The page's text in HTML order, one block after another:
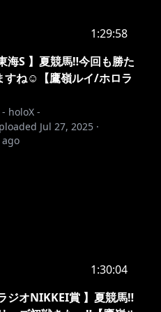
1:29:58
海S 】夏競馬‼今回も勝た
すね☺【鷹嶺ルイ/ホロラ
holoX -
Jul 27, 2025 ·
ago
1:30:04
ジオNIKKEI賞 】夏競馬‼